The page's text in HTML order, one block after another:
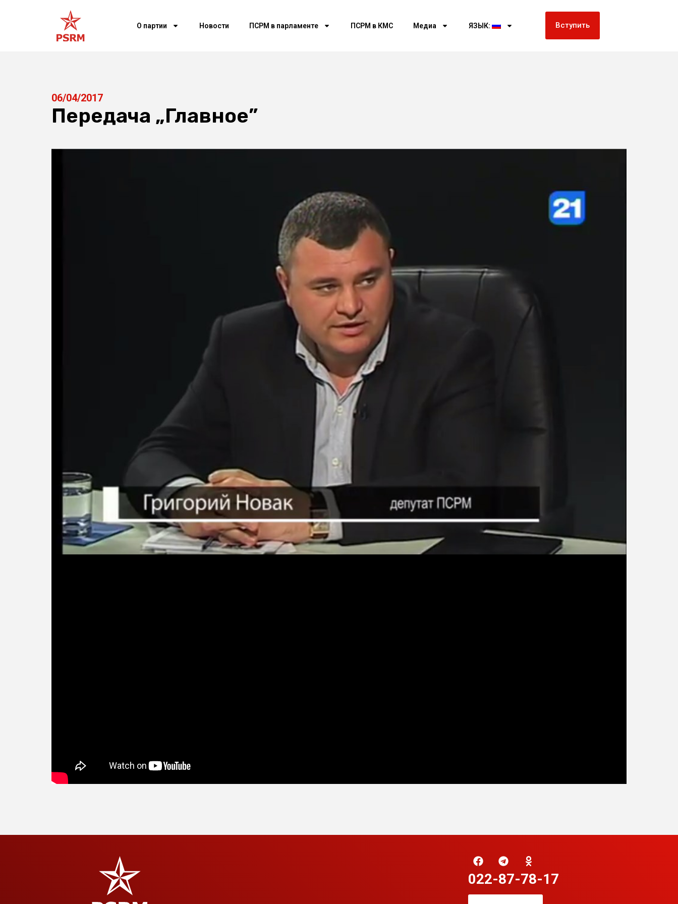
О партии Новости ПСРМ в парламенте ПСРМ в КМС Медиа ЯЗЫК: Вступить
06/04/2017
Передача „Главное”
022-87-78-17